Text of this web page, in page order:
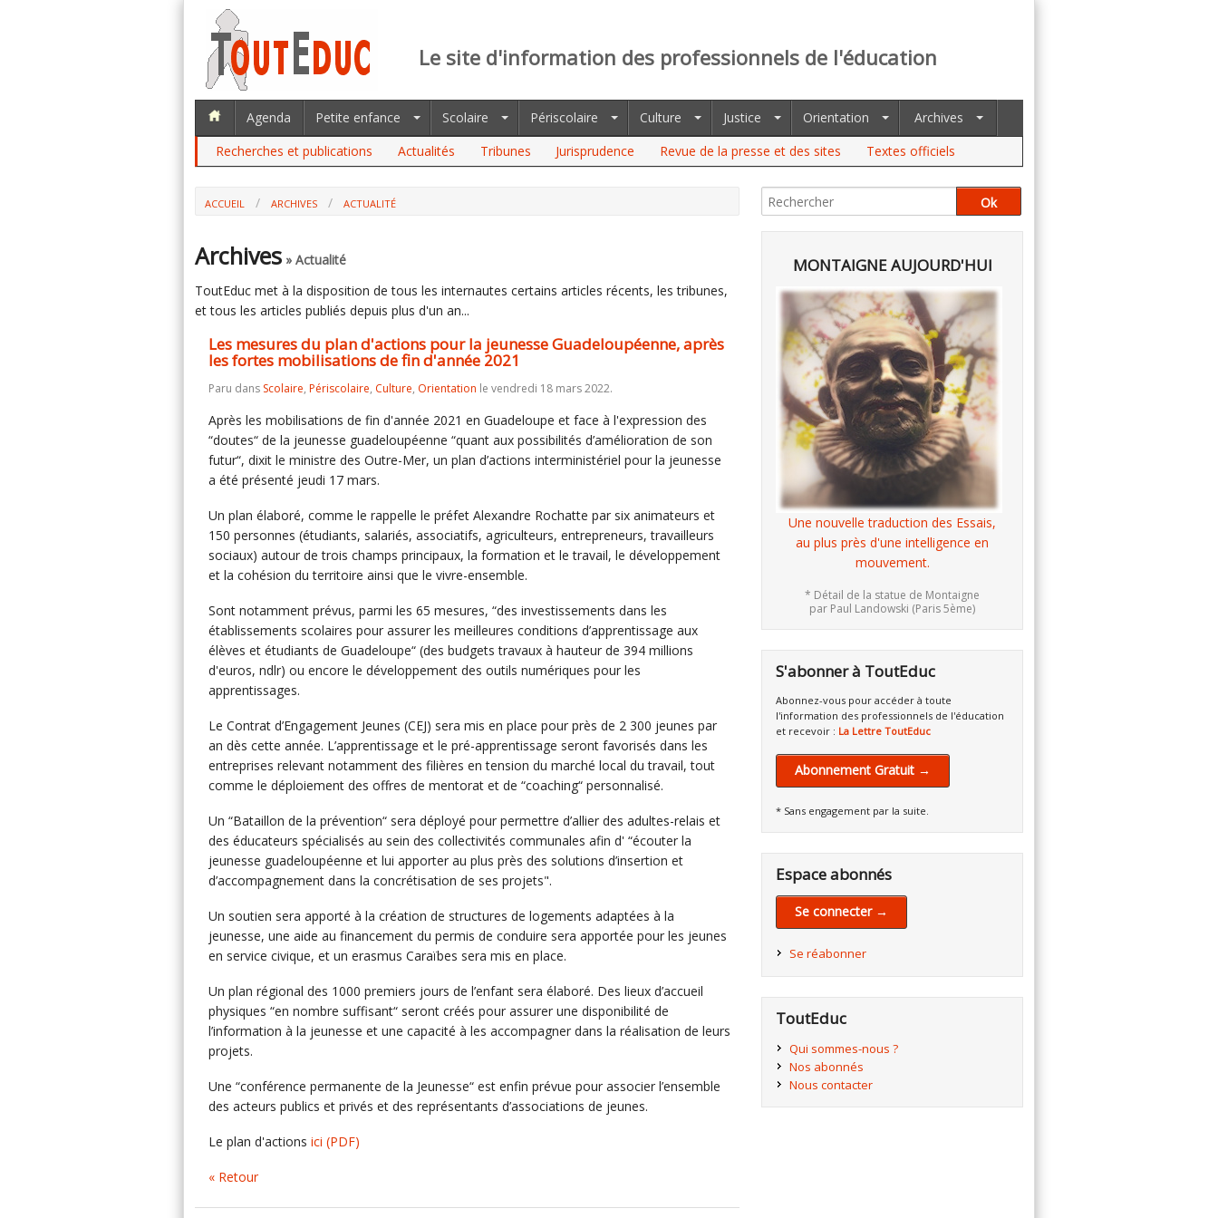
Le site d'information des professionnels de l'éducation
Agenda Petite enfance Scolaire Périscolaire Culture Justice Orientation
Archives
Recherches et publications
Actualités Tribunes Jurisprudence Revue de la presse et des sites Textes officiels
ACCUEIL ARCHIVES
ACTUALITÉ
MOBILISATIONS DE FIN D'ANNÉE 2021
Archives » Actualité
ToutEduc met à la disposition de tous les internautes certains articles récents, les tribunes,
et tous les articles publiés depuis plus d'un an...
Les mesures du plan d'actions pour la jeunesse Guadeloupéenne, après
les fortes mobilisations de fin d'année 2021
Paru dans Scolaire, Périscolaire, Culture, Orientation le vendredi 18 mars 2022.
Après les mobilisations de fin d'année 2021 en Guadeloupe et face à l'expression des
“doutes“ de la jeunesse guadeloupéenne “quant aux possibilités d’amélioration de son
futur“, dixit le ministre des Outre-Mer, un plan d’actions interministériel pour la jeunesse
a été présenté jeudi 17 mars.
Un plan élaboré, comme le rappelle le préfet Alexandre Rochatte par six animateurs et
150 personnes (étudiants, salariés, associatifs, agriculteurs, entrepreneurs, travailleurs
sociaux) autour de trois champs principaux, la formation et le travail, le développement
et la cohésion du territoire ainsi que le vivre-ensemble.
Sont notamment prévus, parmi les 65 mesures, “des investissements dans les
établissements scolaires pour assurer les meilleures conditions d’apprentissage aux
élèves et étudiants de Guadeloupe“ (des budgets travaux à hauteur de 394 millions
d'euros, ndlr) ou encore le développement des outils numériques pour les
apprentissages.
Le Contrat d’Engagement Jeunes (CEJ) sera mis en place pour près de 2 300 jeunes par
an dès cette année. L’apprentissage et le pré-apprentissage seront favorisés dans les
entreprises relevant notamment des filières en tension du marché local du travail, tout
comme le déploiement des offres de mentorat et de “coaching“ personnalisé.
Un “Bataillon de la prévention“ sera déployé pour permettre d’allier des adultes-relais et
des éducateurs spécialisés au sein des collectivités communales afin d' “écouter la
jeunesse guadeloupéenne et lui apporter au plus près des solutions d’insertion et
d’accompagnement dans la concrétisation de ses projets".
Un soutien sera apporté à la création de structures de logements adaptées à la
jeunesse, une aide au financement du permis de conduire sera apportée pour les jeunes
en service civique, et un erasmus Caraïbes sera mis en place.
Un plan régional des 1000 premiers jours de l’enfant sera élaboré. Des lieux d’accueil
physiques “en nombre suffisant“ seront créés pour assurer une disponibilité de
l’information à la jeunesse et une capacité à les accompagner dans la réalisation de leurs
projets.
Une “conférence permanente de la Jeunesse“ est enfin prévue pour associer l’ensemble
des acteurs publics et privés et des représentants d’associations de jeunes.
Le plan d'actions ici (PDF)
« Retour
MONTAIGNE AUJOURD'HUI
Une nouvelle traduction des Essais,
au plus près d'une intelligence en
mouvement.
* Détail de la statue de Montaigne
par Paul Landowski (Paris 5ème)
S'abonner à ToutEduc
Abonnez-vous pour accéder à toute
l'information des professionnels de l'éducation
et recevoir : La Lettre ToutEduc
Abonnement Gratuit →
* Sans engagement par la suite.
Espace abonnés
Se connecter →
Se réabonner
ToutEduc
Qui sommes-nous ?
Nos abonnés
Nous contacter